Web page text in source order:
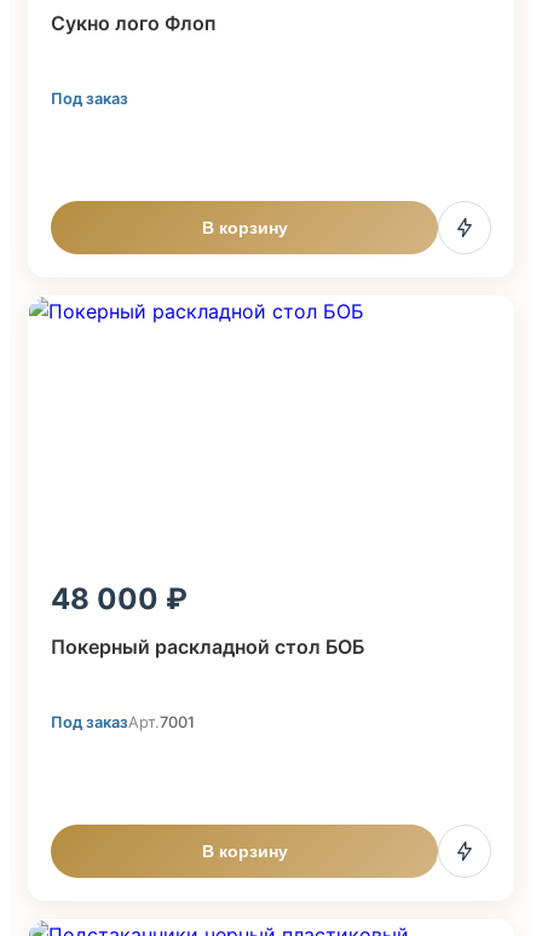
Cукно лого Флоп
Под заказ
В корзину
48 000
Покерный раскладной стол БОБ
Под заказАрт.7001
В корзину